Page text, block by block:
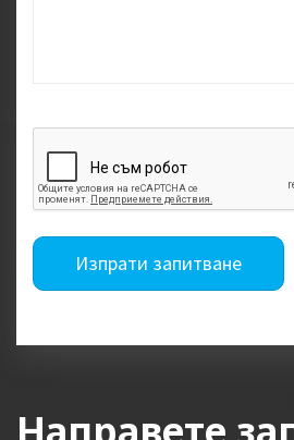
Изпрати запитване